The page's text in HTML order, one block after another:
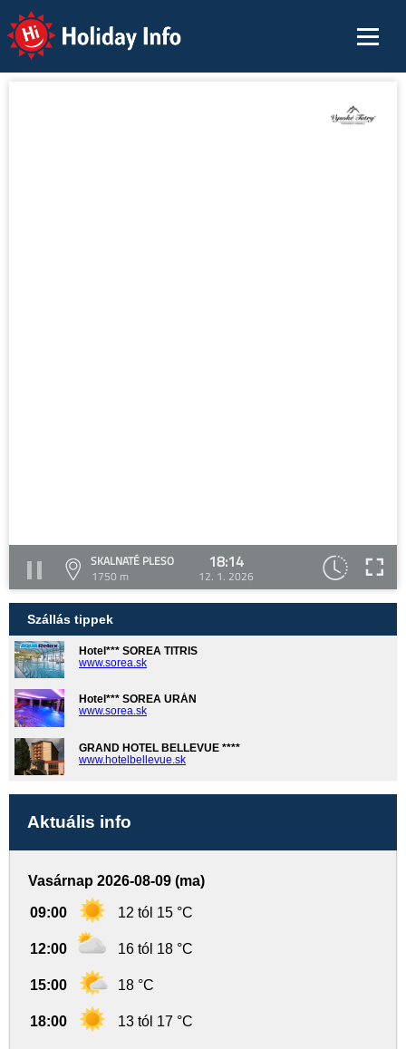
Holiday Info
SKALNATÉ PLESO
1750 m
18:14
12. 1. 2026
Szállás tippek
Hotel*** SOREA TITRIS
www.sorea.sk
Hotel*** SOREA URÁN
www.sorea.sk
GRAND HOTEL BELLEVUE ****
www.hotelbellevue.sk
Aktuális info
Vasárnap 2026-08-09 (ma)
09:00 12 tól 15 °C
12:00 16 tól 18 °C
15:00 18 °C
18:00 13 tól 17 °C